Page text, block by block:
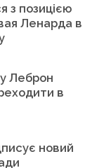
з позицією
Ленарда в
Леброн
в
новий